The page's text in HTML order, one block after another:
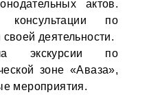
актов.
консультации по
деятельности.
экскурсии по
зоне «Аваза»,
мероприятия.